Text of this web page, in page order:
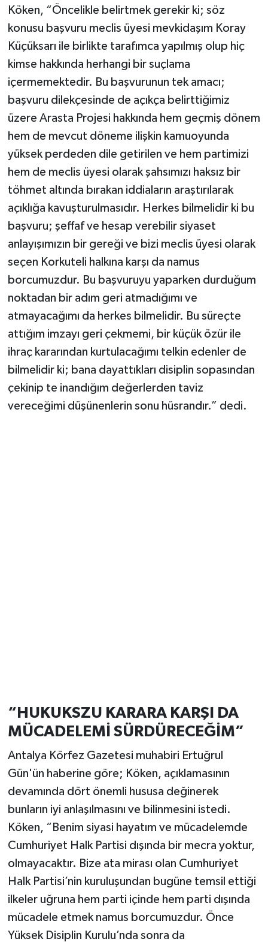
Köken, “Öncelikle belirtmek gerekir ki; söz
konusu başvuru meclis üyesi mevkidaşım Koray
Küçüksarı ile birlikte tarafımca yapılmış olup hiç
kimse hakkında herhangi bir suçlama
içermemektedir. Bu başvurunun tek amacı;
başvuru dilekçesinde de açıkça belirttiğimiz
üzere Arasta Projesi hakkında hem geçmiş dönem
hem de mevcut döneme ilişkin kamuoyunda
yüksek perdeden dile getirilen ve hem partimizi
hem de meclis üyesi olarak şahsımızı haksız bir
töhmet altında bırakan iddiaların araştırılarak
açıklığa kavuşturulmasıdır. Herkes bilmelidir ki bu
başvuru; şeffaf ve hesap verebilir siyaset
anlayışımızın bir gereği ve bizi meclis üyesi olarak
seçen Korkuteli halkına karşı da namus
borcumuzdur. Bu başvuruyu yaparken durduğum
noktadan bir adım geri atmadığımı ve
atmayacağımı da herkes bilmelidir. Bu süreçte
attığım imzayı geri çekmemi, bir küçük özür ile
ihraç kararından kurtulacağımı telkin edenler de
bilmelidir ki; bana dayattıkları disiplin sopasından
çekinip te inandığım değerlerden taviz
vereceğimi düşünenlerin sonu hüsrandır.” dedi.
“HUKUKSZU KARARA KARŞI DA
MÜCADELEMİ SÜRDÜRECEĞİM”
Antalya Körfez Gazetesi muhabiri Ertuğrul
Gün'ün haberine göre; Köken, açıklamasının
devamında dört önemli hususa değinerek
bunların iyi anlaşılmasını ve bilinmesini istedi.
Köken, “Benim siyasi hayatım ve mücadelemde
Cumhuriyet Halk Partisi dışında bir mecra yoktur,
olmayacaktır. Bize ata mirası olan Cumhuriyet
Halk Partisi’nin kuruluşundan bugüne temsil ettiği
ilkeler uğruna hem parti içinde hem parti dışında
mücadele etmek namus borcumuzdur. Önce
Yüksek Disiplin Kurulu’nda sonra da